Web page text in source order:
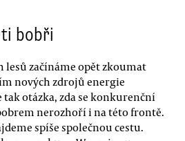
bobři
lesů začínáme opět zkoumat
nových zdrojů energie
tak otázka, zda se konkurenční
nerozhoří i na této frontě.
spíše společnou cestu.